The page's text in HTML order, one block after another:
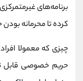
برنامه‌های
کرده تا محرمانه
حریم خصوصی قابل